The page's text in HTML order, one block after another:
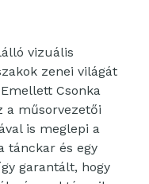
vizuális
zenei világát
Csonka
a műsorvezetői
is meglepi a
tánckar és egy
garantált, hogy